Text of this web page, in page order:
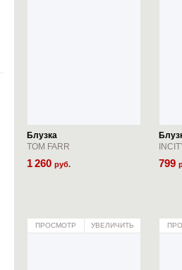
Блузка
TOM FARR
1260 руб. 799
ПРОСМОТР УВЕЛИЧИТЬ